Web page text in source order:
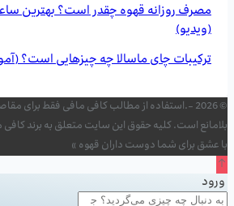
مصرف روزانه قهوه چقدر است؟ بهترین
(ویدیو)
ترکیبات چای ماسالا چه چیزهایی است؟
© 2026 -.استفاده از مطالب کافی مافی فقط برای
بلامانع است. کلیه حقوق این سایت متعلق به برند
با عشق برای شما دوست داران قهوه »
ورود